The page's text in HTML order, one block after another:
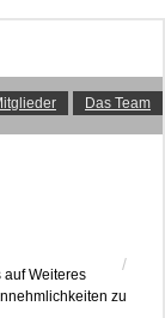
Das Team
auf Weiteres
zu